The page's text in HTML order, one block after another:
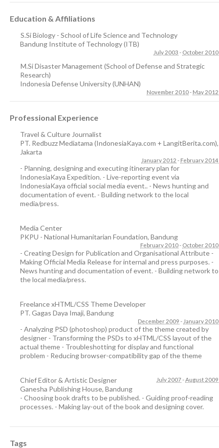
Education & Affiliations
S.Si Biology - School of Life Science and Technology
Bandung Institute of Technology (ITB)
July 2003 - October 2010
M.Si Disaster Management (School of Defense and Strategic
Research)
Indonesia Defense University (UNHAN)
November 2010- May 2012
Professional Experience
Travel & Culture Journalist
PT. Redbuzz Mediatama (IndonesiaKaya.com + LangitBerita.com),
Jakarta
January 2012 - February 2014
- Planning, designing and executing itinerary plan for
IndonesiaKaya Expedition. - Live-reporting event via
IndonesiaKaya official social media event.. - News hunting and
documentation of event. - Building network to the local
media/press.
Media Center
PKPU - National Humanitarian Foundation, Bandung
February 2010- October 2010
- Creating Design for Publication and Organisational Attribute -
Making Official Media Release for internal and press purposes. -
News hunting and documentation of event. - Building network to
the local media/press.
Freelance xHTML/CSS Theme Developer
PT. Gagas Daya Imaji, Bandung
December 2009 - January 2010
- Analyzing PSD (photoshop) product of the theme created by
designer - Transforming the PSDs to xHTML/CSS layout of the
actual theme - Troubleshotting for display and functional
problem - Reducing browser-compatibility gap of the theme
Chief Editor & Artistic Designer
Ganesha Publishing House, Bandung
July 2007-August 2009
- Choosing book drafts to be published. - Guiding proof-reading
processes. - Making lay-out of the book and designing cover.
Tags